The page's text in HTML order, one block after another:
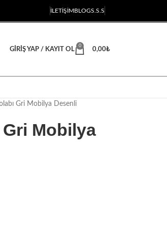
İLETIŞIMBLOGS.S.S
GIRIŞ YAP / KAYIT OL
0
0,00₺
Gri Mobilya Desenli
Gri Mobilya